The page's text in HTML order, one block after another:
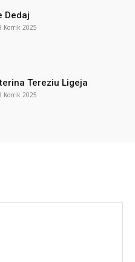
Dedaj
Korrik 2025
Tereziu Ligeja
Korrik 2025